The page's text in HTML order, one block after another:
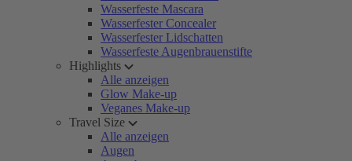
Wasserfeste Mascara
Wasserfester Concealer
Wasserfester Lidschatten
Wasserfeste Augenbrauenstifte
Highlights
Alle anzeigen
Glow Make-up
Veganes Make-up
Travel Size
Alle anzeigen
Augen